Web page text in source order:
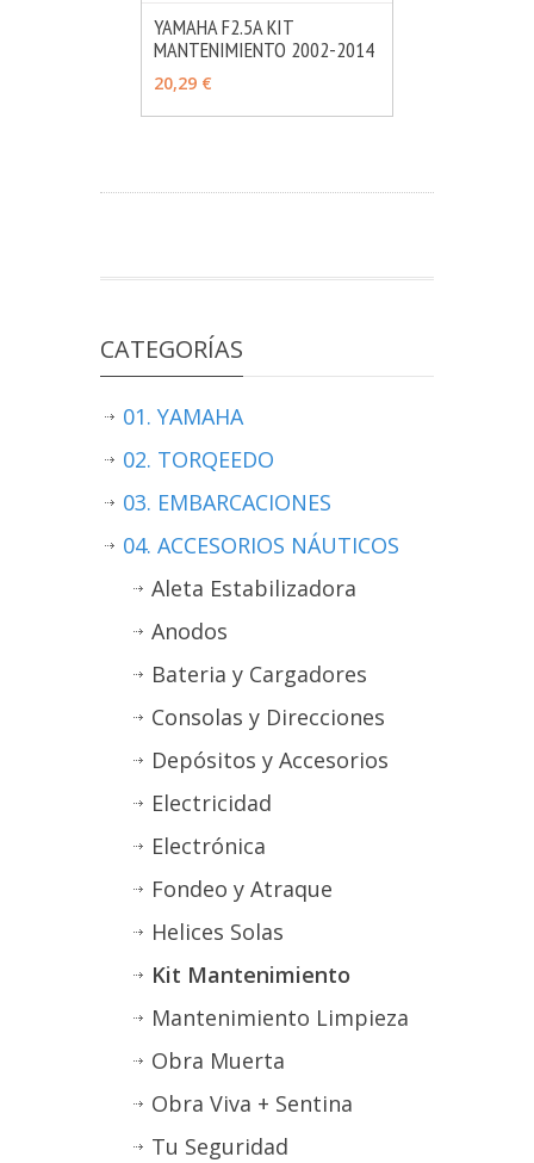
AÑADIR MÁS INFO
YAMAHA F2.5A KIT
MANTENIMIENTO 2002-2014
20,29 €
CATEGORÍAS
01. YAMAHA
02. TORQEEDO
03. EMBARCACIONES
04. ACCESORIOS NÁUTICOS
Aleta Estabilizadora
Anodos
Bateria y Cargadores
Consolas y Direcciones
Depósitos y Accesorios
Electricidad
Electrónica
Fondeo y Atraque
Helices Solas
Kit Mantenimiento
Mantenimiento Limpieza
Obra Muerta
Obra Viva + Sentina
Tu Seguridad